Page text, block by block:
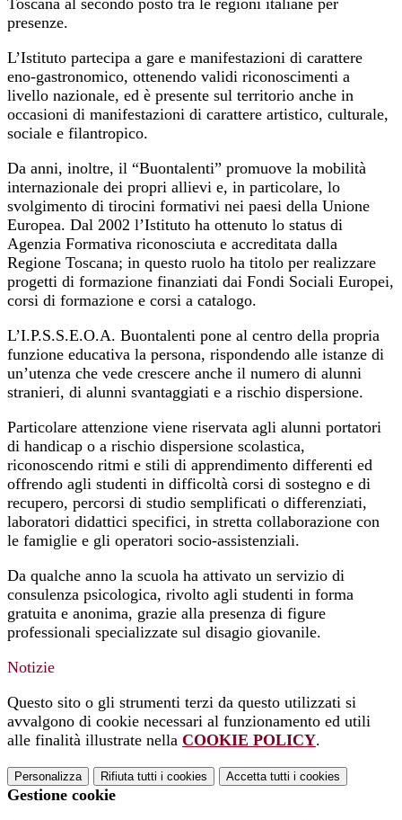
Toscana al secondo posto tra le regioni italiane per
presenze.
L’Istituto partecipa a gare e manifestazioni di carattere
eno-gastronomico, ottenendo validi riconoscimenti a
livello nazionale, ed è presente sul territorio anche in
occasioni di manifestazioni di carattere artistico, culturale,
sociale e filantropico.
Da anni, inoltre, il “Buontalenti” promuove la mobilità
internazionale dei propri allievi e, in particolare, lo
svolgimento di tirocini formativi nei paesi della Unione
Europea. Dal 2002 l’Istituto ha ottenuto lo status di
Agenzia Formativa riconosciuta e accreditata dalla
Regione Toscana; in questo ruolo ha titolo per realizzare
progetti di formazione finanziati dai Fondi Sociali Europei,
corsi di formazione e corsi a catalogo.
L’I.P.S.S.E.O.A. Buontalenti pone al centro della propria
funzione educativa la persona, rispondendo alle istanze di
un’utenza che vede crescere anche il numero di alunni
stranieri, di alunni svantaggiati e a rischio dispersione.
Particolare attenzione viene riservata agli alunni portatori
di handicap o a rischio dispersione scolastica,
riconoscendo ritmi e stili di apprendimento differenti ed
offrendo agli studenti in difficoltà corsi di sostegno e di
recupero, percorsi di studio semplificati o differenziati,
laboratori didattici specifici, in stretta collaborazione con
le famiglie e gli operatori socio-assistenziali.
Da qualche anno la scuola ha attivato un servizio di
consulenza psicologica, rivolto agli studenti in forma
gratuita e anonima, grazie alla presenza di figure
professionali specializzate sul disagio giovanile.
Notizie
Questo sito o gli strumenti terzi da questo utilizzati si
avvalgono di cookie necessari al funzionamento ed utili
alle finalità illustrate nella COOKIE POLICY.
Personalizza Rifiuta tutti i cookies Accetta tutti i cookies
Gestione cookie